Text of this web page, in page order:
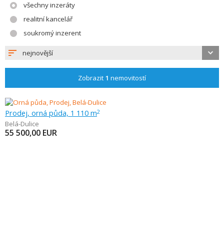
všechny inzeráty
realitní kancelář
soukromý inzerent
nejnovější
Zobrazit 1 nemovitostí
Prodej, orná půda, 1 110 m2
Belá-Dulice
55 500,00 EUR